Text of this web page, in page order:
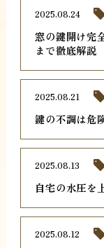
窓の鍵開け完
まで徹底解説
2025.08.24
鍵の不調は危
2025.08.21
自宅の水圧を
2025.08.13
2025.08.12